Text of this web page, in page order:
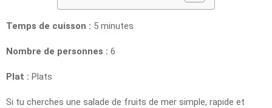
Temps de cuisson : 5 minutes
Nombre de personnes : 6
Plat : Plats
Si tu cherches une salade de fruits de mer simple, rapide et